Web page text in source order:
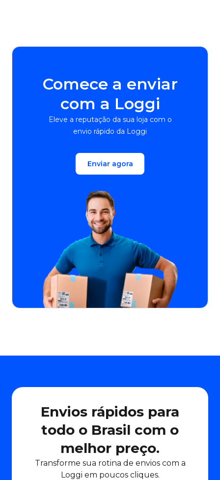
Comece a enviar
com a Loggi
Eleve a reputação da sua loja com o
envio rápido da Loggi
Enviar agora
Envios rápidos para
todo o Brasil com o
melhor preço.
Transforme sua rotina de envios com a
Loggi em poucos cliques.